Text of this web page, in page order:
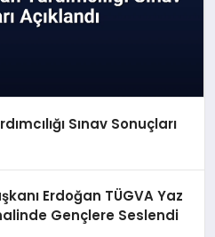
Sınav Sonuçları
Erdoğan TÜGVA Yaz
Gençlere Seslendi